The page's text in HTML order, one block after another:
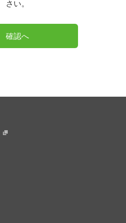
さい。
確認へ